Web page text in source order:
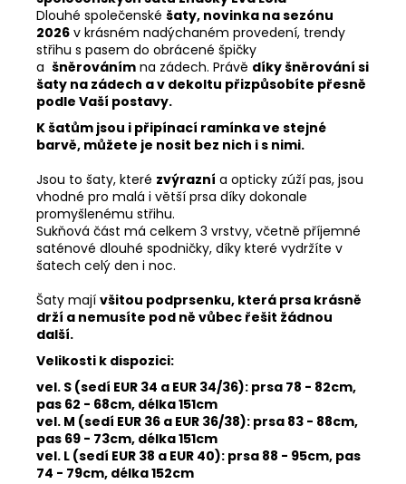
Dlouhé společenské šaty, novinka na sezónu
2026 v krásném nadýchaném provedení, trendy
střihu s pasem do obrácené špičky
a šněrováním na zádech. Právě díky šněrování si
šaty na zádech a v dekoltu přizpůsobíte přesně
podle Vaší postavy.
K šatům jsou i připínací ramínka ve stejné
barvě, můžete je nosit bez nich i s nimi.
Jsou to šaty, které zvýrazní a opticky zúží pas, jsou
vhodné pro malá i větší prsa díky dokonale
promyšlenému střihu.
Sukňová část má celkem 3 vrstvy, včetně příjemné
saténové dlouhé spodničky, díky které vydržíte v
šatech celý den i noc.
Šaty mají všitou podprsenku, která prsa krásně
drží a nemusíte pod ně vůbec řešit žádnou
další.
Velikosti k dispozici:
vel. S (sedí EUR 34 a EUR 34/36): prsa 78 - 82cm,
pas 62 - 68cm, délka 151cm
vel. M (sedí EUR 36 a EUR 36/38): prsa 83 - 88cm,
pas 69 - 73cm, délka 151cm
vel. L (sedí EUR 38 a EUR 40): prsa 88 - 95cm, pas
74 - 79cm, délka 152cm